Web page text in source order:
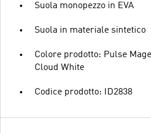
Suola monopezzo in EVA
Suola in materiale sintetico
Colore prodotto: Pulse
Cloud White
Codice prodotto: ID2838